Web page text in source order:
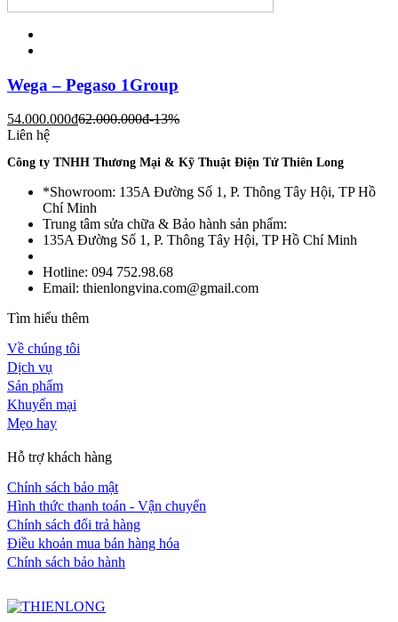
Wega – Pegaso 1Group
54.000.000đ62.000.000đ-13%
Liên hệ
Công ty TNHH Thương Mại & Kỹ Thuật Điện Tử Thiên Long
*Showroom: 135A Đường Số 1, P. Thông Tây Hội, TP Hồ
Chí Minh
Trung tâm sửa chữa & Bảo hành sản phẩm:
135A Đường Số 1, P. Thông Tây Hội, TP Hồ Chí Minh
Hotline: 094 752.98.68
Email: thienlongvina.com@gmail.com
Tìm hiểu thêm
Về chúng tôi
Dịch vụ
Sản phẩm
Khuyến mại
Mẹo hay
Hỗ trợ khách hàng
Chính sách bảo mật
Hình thức thanh toán - Vận chuyển
Chính sách đổi trả hàng
Điều khoản mua bán hàng hóa
Chính sách bảo hành